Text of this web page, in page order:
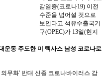
감염증(코로나19) 이전
수준을 넘어설 것으로
보인다고 석유수출국기
구(OPEC)가 13일(현지
운동 주도한 미 텍사스 남성 코로나로
무화' 반대 신종 코로나바이러스 감